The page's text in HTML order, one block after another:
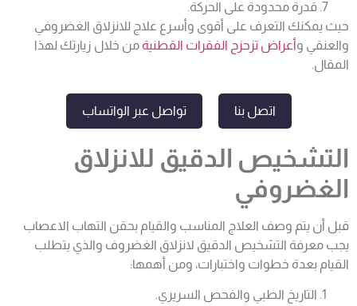
قدرة محدودة على الحركة.
حيث يمكنك التعرف على أقوى وأسرع علاج للانزلاق الغضروفي
والعنقي وأعراض تزحزح الفقرات القطنية من خلال زيارتك لهذا
المقال.
اتصل بنا تواصل عبر الواتساب
التشخيص الدقيق للانزلاق
الغضروفي
قبل أن يتم وصف العلاج المناسب والقيام بحقن التهاب الاعصاب
يجب معرفة التشخيص الدقيق لانزلاق الغضروف والذي يتطلب
القيام بعدة خطوات واختبارات، ومن أهمها:
التاريخ الطبي والفحص السريري.